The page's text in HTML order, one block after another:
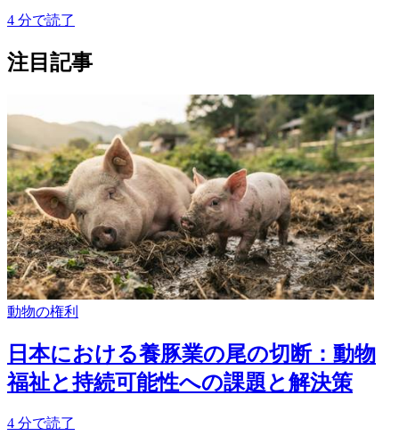
4 分で読了
注目記事
動物の権利
日本における養豚業の尾の切断：動物
福祉と持続可能性への課題と解決策
4 分で読了